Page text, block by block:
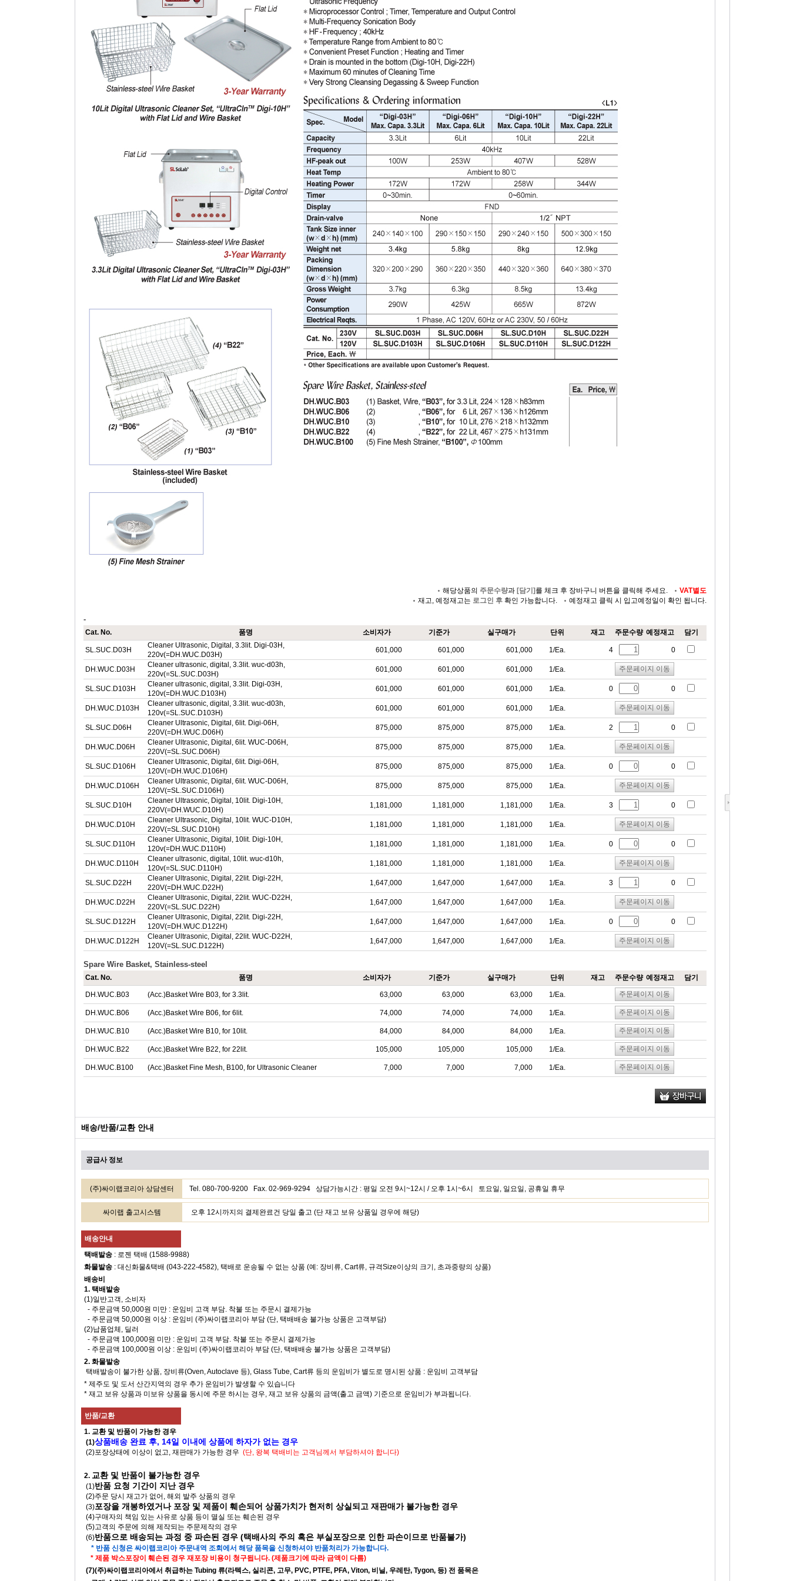
해당상품의 주문수량과 [담기] 를 체크 후 장바구니 버튼을 클릭해 주세요.
VAT별도
재고, 예정재고는 로그인 후 확인 가능합니다. 예정재고 클릭 시 입고예정일이 확인 됩니다.
-
Cat. No. 품명 소비자가 기준가 실구매가 단위 재고 주문수량 예정재고 담기
SL.SUC.D03H
Cleaner Ultrasonic, Digital, 3.3lit. Digi-03H,
220v(=DH.WUC.D03H)
601,000 601,000 601,000 1/Ea. 4 0
DH.WUC.D03H
Cleaner ultrasonic, digital, 3.3lit. wuc-d03h,
220v(=SL.SUC.D03H)
601,000 601,000 601,000 1/Ea. 주문페이지 이동
SL.SUC.D103H
Cleaner ultrasonic, digital, 3.3lit. Digi-03H,
120v(=DH.WUC.D103H)
601,000 601,000 601,000 1/Ea. 0 0
DH.WUC.D103H
Cleaner ultrasonic, digital, 3.3lit. wuc-d03h,
120v(=SL.SUC.D103H)
601,000 601,000 601,000 1/Ea. 주문페이지 이동
SL.SUC.D06H
Cleaner Ultrasonic, Digital, 6lit. Digi-06H,
220V(=DH.WUC.D06H)
875,000 875,000 875,000 1/Ea. 2 0
DH.WUC.D06H
Cleaner Ultrasonic, Digital, 6lit. WUC-D06H,
220V(=SL.SUC.D06H)
875,000 875,000 875,000 1/Ea. 주문페이지 이동
SL.SUC.D106H
Cleaner Ultrasonic, Digital, 6lit. Digi-06H,
120V(=DH.WUC.D106H)
875,000 875,000 875,000 1/Ea. 0 0
DH.WUC.D106H
Cleaner Ultrasonic, Digital, 6lit. WUC-D06H,
120V(=SL.SUC.D106H)
875,000 875,000 875,000 1/Ea. 주문페이지 이동
SL.SUC.D10H
Cleaner Ultrasonic, Digital, 10lit. Digi-10H,
220V(=DH.WUC.D10H)
1,181,000 1,181,000 1,181,000 1/Ea. 3 0
DH.WUC.D10H
Cleaner Ultrasonic, Digital, 10lit. WUC-D10H,
220V(=SL.SUC.D10H)
1,181,000 1,181,000 1,181,000 1/Ea. 주문페이지 이동
SL.SUC.D110H
Cleaner Ultrasonic, Digital, 10lit. Digi-10H,
120v(=DH.WUC.D110H)
1,181,000 1,181,000 1,181,000 1/Ea. 0 0
DH.WUC.D110H
Cleaner ultrasonic, digital, 10lit. wuc-d10h,
120v(=SL.SUC.D110H)
1,181,000 1,181,000 1,181,000 1/Ea. 주문페이지 이동
SL.SUC.D22H
Cleaner Ultrasonic, Digital, 22lit. Digi-22H,
220V(=DH.WUC.D22H)
1,647,000 1,647,000 1,647,000 1/Ea. 3 0
DH.WUC.D22H
Cleaner Ultrasonic, Digital, 22lit. WUC-D22H,
220V(=SL.SUC.D22H)
1,647,000 1,647,000 1,647,000 1/Ea. 주문페이지 이동
SL.SUC.D122H
Cleaner Ultrasonic, Digital, 22lit. Digi-22H,
120V(=DH.WUC.D122H)
1,647,000 1,647,000 1,647,000 1/Ea. 0 0
DH.WUC.D122H
Cleaner Ultrasonic, Digital, 22lit. WUC-D22H,
120V(=SL.SUC.D122H)
1,647,000 1,647,000 1,647,000 1/Ea. 주문페이지 이동
Spare Wire Basket, Stainless-steel
Cat. No. 품명 소비자가 기준가 실구매가 단위 재고 주문수량 예정재고 담기
DH.WUC.B03 (Acc.)Basket Wire B03, for 3.3lit. 63,000 63,000 63,000 1/Ea. 주문페이지 이동
DH.WUC.B06 (Acc.)Basket Wire B06, for 6lit. 74,000 74,000 74,000 1/Ea. 주문페이지 이동
DH.WUC.B10 (Acc.)Basket Wire B10, for 10lit. 84,000 84,000 84,000 1/Ea. 주문페이지 이동
DH.WUC.B22 (Acc.)Basket Wire B22, for 22lit. 105,000 105,000 105,000 1/Ea. 주문페이지 이동
DH.WUC.B100 (Acc.)Basket Fine Mesh, B100, for Ultrasonic Cleaner 7,000 7,000 7,000 1/Ea. 주문페이지 이동
배송/반품/교환 안내
공급사 정보
(주)싸이랩코리아 상담센터 Tel. 080-700-9200 Fax. 02-969-9294 상담가능시간 : 평일 오전 9시~12시 / 오후 1시~6시 토요일, 일요일, 공휴일 휴무
싸이랩 출고시스템 오후 12시까지의 결제완료건 당일 출고 (단 재고 보유 상품일 경우에 해당)
배송안내
택배발송 : 로젠 택배 (1588-9988)
화물발송 : 대신화물&택배 (043-222-4582), 택배로 운송될 수 없는 상품 (예: 장비류, Cart류, 규격Size이상의 크기, 초과중량의 상품)
배송비
1. 택배발송
(1)일반고객, 소비자
- 주문금액 50,000원 미만 : 운임비 고객 부담. 착불 또는 주문시 결제가능
- 주문금액 50,000원 이상 : 운임비 (주)싸이랩코리아 부담 (단, 택배배송 불가능 상품은 고객부담)
(2)납품업체, 딜러
- 주문금액 100,000원 미만 : 운임비 고객 부담. 착불 또는 주문시 결제가능
- 주문금액 100,000원 이상 : 운임비 (주)싸이랩코리아 부담 (단, 택배배송 불가능 상품은 고객부담)
2. 화물발송
택배발송이 불가한 상품, 장비류(Oven, Autoclave 등), Glass Tube, Cart류 등의 운임비가 별도로 명시된 상품 : 운임비 고객부담
* 제주도 및 도서 산간지역의 경우 추가 운임비가 발생할 수 있습니다
* 재고 보유 상품과 미보유 상품을 동시에 주문 하시는 경우, 재고 보유 상품의 금액(출고 금액) 기준으로 운임비가 부과됩니다.
반품/교환
1. 교환 및 반품이 가능한 경우
(1)상품배송 완료 후, 14일 이내에 상품에 하자가 없는 경우
(2)포장상태에 이상이 없고, 재판매가 가능한 경우 (단, 왕복 택배비는 고객님께서 부담하셔야 합니다)
2. 교환 및 반품이 불가능한 경우
(1)반품 요청 기간이 지난 경우
(2)주문 당시 재고가 없어, 해외 발주 상품의 경우
(3)포장을 개봉하였거나 포장 및 제품이 훼손되어 상품가치가 현저히 상실되고 재판매가 불가능한 경우
(4)구매자의 책임 있는 사유로 상품 등이 멸실 또는 훼손된 경우
(5)고객의 주문에 의해 제작되는 주문제작의 경우
(6)반품으로 배송되는 과정 중 파손된 경우 (택배사의 주의 혹은 부실포장으로 인한 파손이므로 반품불가)
* 반품 신청은 싸이랩코리아 주문내역 조회에서 해당 품목을 신청하셔야 반품처리가 가능합니다.
* 제품 박스포장이 훼손된 경우 재포장 비용이 청구됩니다. (제품크기에 따라 금액이 다름)
(7)(주)싸이랩코리아에서 취급하는 Tubing 류(라텍스, 실리콘, 고무, PVC, PTFE, PFA, Viton, 비닐, 우레탄, Tygon, 등) 전 품목은